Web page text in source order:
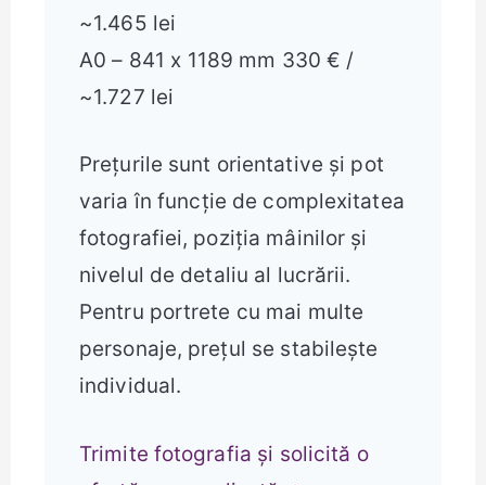
~1.465 lei
A0 – 841 x 1189 mm 330 € /
~1.727 lei
Prețurile sunt orientative și pot
varia în funcție de complexitatea
fotografiei, poziția mâinilor și
nivelul de detaliu al lucrării.
Pentru portrete cu mai multe
personaje, prețul se stabilește
individual.
Trimite fotografia și solicită o